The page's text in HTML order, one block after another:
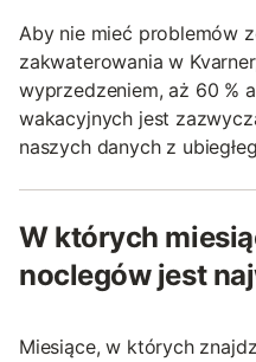
Aby nie mieć problemów
zakwaterowania w
wyprzedzeniem, aż 60 %
wakacyjnych jest
naszych danych z
W których
noclegów jest
Miesiące, w których